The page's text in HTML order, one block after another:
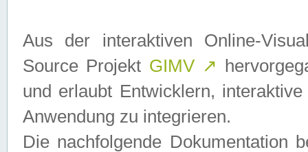
Aus der interaktiven Online-
Source Projekt GIMV ↗
und erlaubt Entwicklern,
Anwendung zu integrieren.
Die nachfolgende Dokumentation